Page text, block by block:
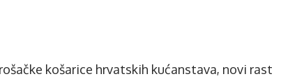
košarice hrvatskih kućanstava, novi rast